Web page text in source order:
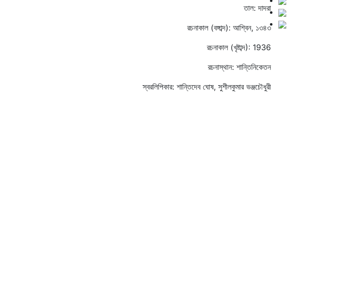
তাল: দাদরা
রচনাকাল (বঙ্গাব্দ): আশ্বিন, ১৩৪৩
রচনাকাল (খৃষ্টাব্দ): 1936
রচনাস্থান: শান্তিনিকেতন
স্বরলিপিকার: শান্তিদেব ঘোষ, সুশীলকুমার ভঞ্জচৌধুরী